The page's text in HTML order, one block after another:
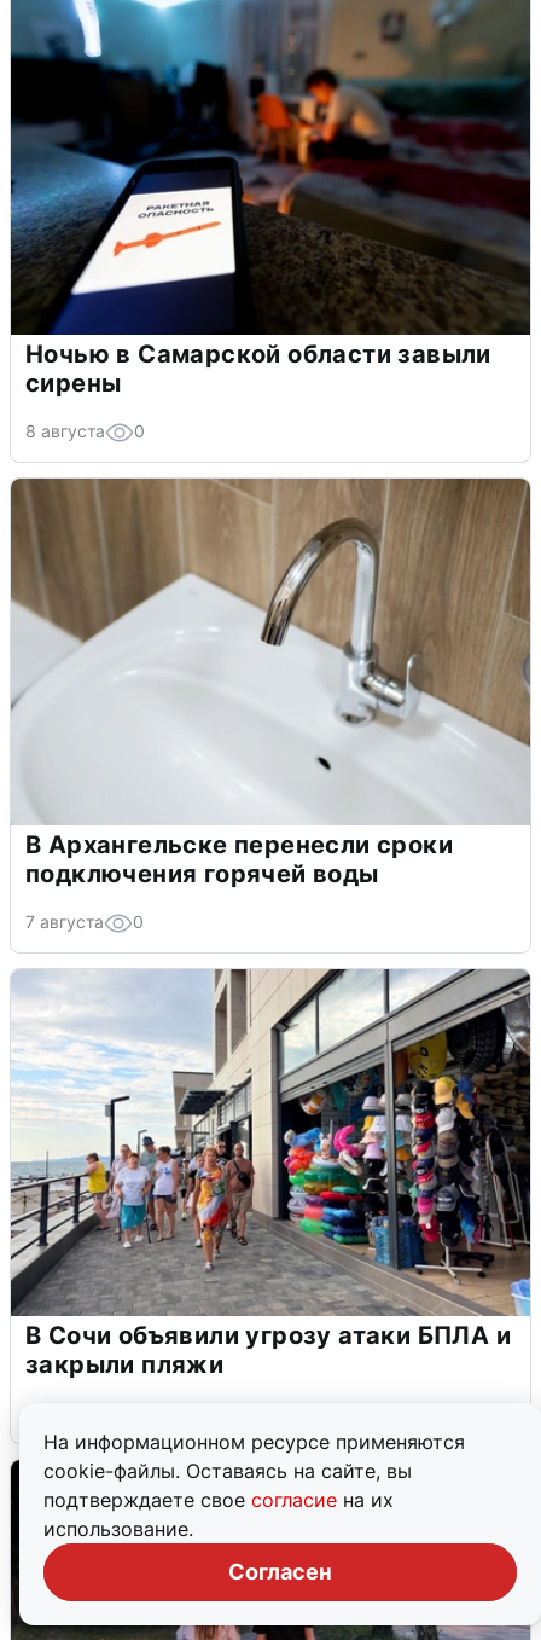
На информационном ресурсе применяются
cookie-файлы. Оставаясь на сайте, вы
подтверждаете свое согласие на их
использование.
Согласен
Ночью в Самарской области завыли
сирены
8 августа 0
В Архангельске перенесли сроки
подключения горячей воды
7 августа 0
В Сочи объявили угрозу атаки БПЛА и
закрыли пляжи